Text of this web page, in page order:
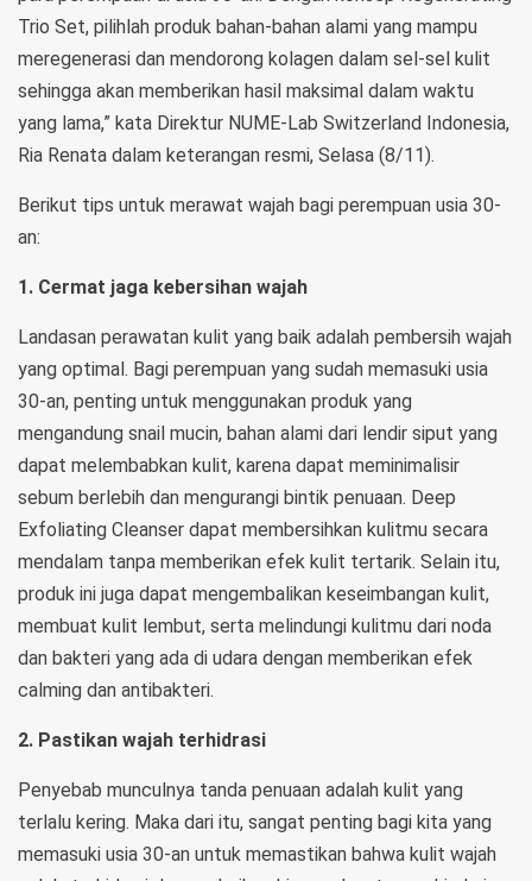
Trio Set, pilihlah produk bahan-bahan alami yang mampu
meregenerasi dan mendorong kolagen dalam sel-sel kulit
sehingga akan memberikan hasil maksimal dalam waktu
yang lama,” kata Direktur NUME-Lab Switzerland Indonesia,
Ria Renata dalam keterangan resmi, Selasa (8/11).
Berikut tips untuk merawat wajah bagi perempuan usia 30-
an:
1. Cermat jaga kebersihan wajah
Landasan perawatan kulit yang baik adalah pembersih wajah
yang optimal. Bagi perempuan yang sudah memasuki usia
30-an, penting untuk menggunakan produk yang
mengandung snail mucin, bahan alami dari lendir siput yang
dapat melembabkan kulit, karena dapat meminimalisir
sebum berlebih dan mengurangi bintik penuaan. Deep
Exfoliating Cleanser dapat membersihkan kulitmu secara
mendalam tanpa memberikan efek kulit tertarik. Selain itu,
produk ini juga dapat mengembalikan keseimbangan kulit,
membuat kulit lembut, serta melindungi kulitmu dari noda
dan bakteri yang ada di udara dengan memberikan efek
calming dan antibakteri.
2. Pastikan wajah terhidrasi
Penyebab munculnya tanda penuaan adalah kulit yang
terlalu kering. Maka dari itu, sangat penting bagi kita yang
memasuki usia 30-an untuk memastikan bahwa kulit wajah